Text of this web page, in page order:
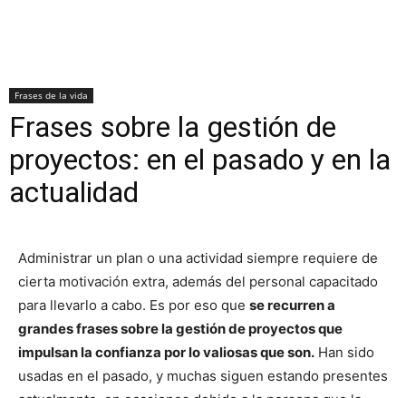
Frases de la vida
Frases sobre la gestión de
proyectos: en el pasado y en la
actualidad
Administrar un plan o una actividad siempre requiere de
cierta motivación extra, además del personal capacitado
para llevarlo a cabo. Es por eso que se recurren a
grandes frases sobre la gestión de proyectos que
impulsan la confianza por lo valiosas que son. Han sido
usadas en el pasado, y muchas siguen estando presentes